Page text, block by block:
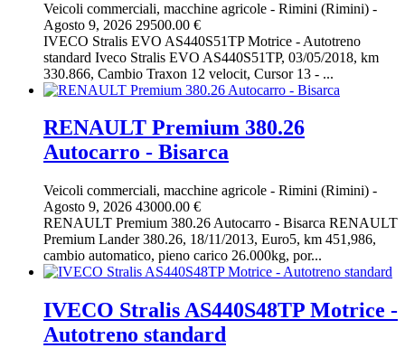
Veicoli commerciali, macchine agricole - Rimini (Rimini) -
Agosto 9, 2026 29500.00 €
IVECO Stralis EVO AS440S51TP Motrice - Autotreno
standard Iveco Stralis EVO AS440S51TP, 03/05/2018, km
330.866, Cambio Traxon 12 velocit, Cursor 13 - ...
RENAULT Premium 380.26
Autocarro - Bisarca
Veicoli commerciali, macchine agricole - Rimini (Rimini) -
Agosto 9, 2026 43000.00 €
RENAULT Premium 380.26 Autocarro - Bisarca RENAULT
Premium Lander 380.26, 18/11/2013, Euro5, km 451,986,
cambio automatico, pieno carico 26.000kg, por...
IVECO Stralis AS440S48TP Motrice -
Autotreno standard